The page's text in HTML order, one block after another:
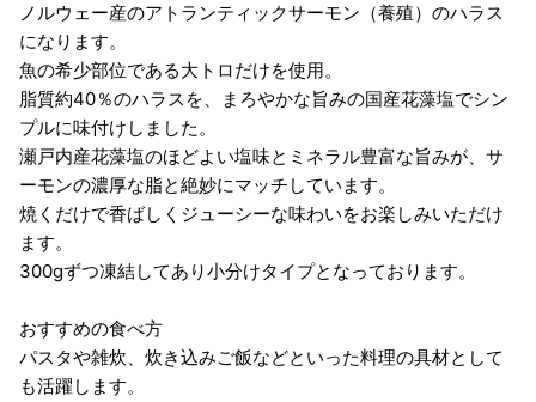
ノルウェー産のアトランティックサーモン（養殖）のハラス
になります。
魚の希少部位である大トロだけを使用。
脂質約40％のハラスを、まろやかな旨みの国産花藻塩でシン
プルに味付けしました。
瀬戸内産花藻塩のほどよい塩味とミネラル豊富な旨みが、サ
ーモンの濃厚な脂と絶妙にマッチしています。
焼くだけで香ばしくジューシーな味わいをお楽しみいただけ
ます。
300gずつ凍結してあり小分けタイプとなっております。
おすすめの食べ方
パスタや雑炊、炊き込みご飯などといった料理の具材として
も活躍します。